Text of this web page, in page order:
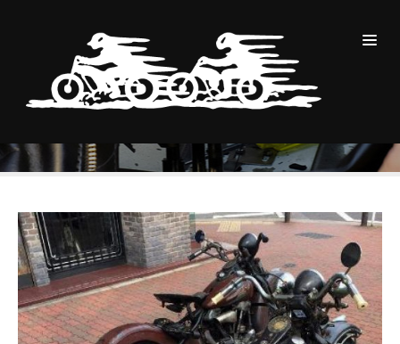
POSTS BY: LOGOZ